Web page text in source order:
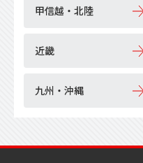
甲信越・北陸
近畿
九州・沖縄